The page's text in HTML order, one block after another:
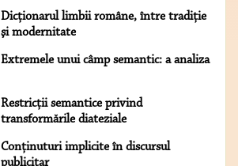
Dicţionarul limbii române, între tradiţie
şi modernitate
Extremele unui câmp semantic: a analiza
Restricţii semantice privind
transformările diateziale
Conţinuturi implicite în discursul
publicitar